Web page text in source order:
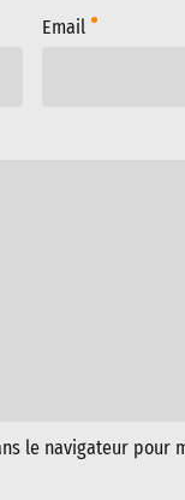
Email
le navigateur pour